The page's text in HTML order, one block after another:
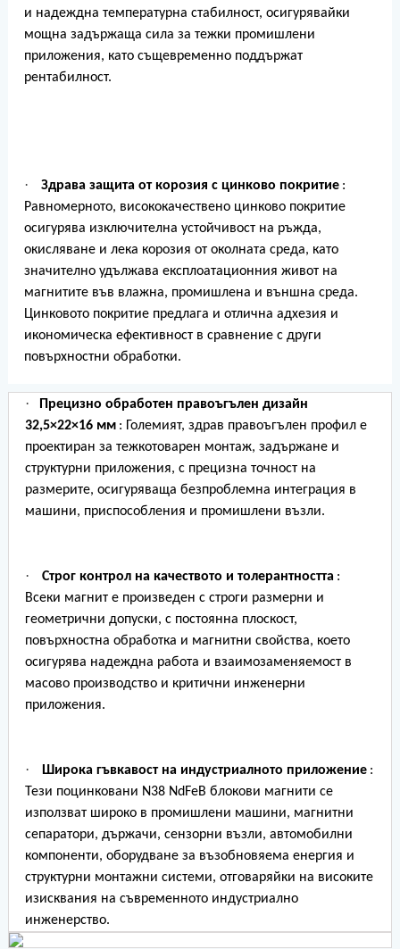
и надеждна температурна стабилност, осигурявайки
мощна задържаща сила за тежки промишлени
приложения, като същевременно поддържат
рентабилност.
· Здрава защита от корозия с цинково покритие :
Равномерното, висококачествено цинково покритие
осигурява изключителна устойчивост на ръжда,
окисляване и лека корозия от околната среда, като
значително удължава експлоатационния живот на
магнитите във влажна, промишлена и външна среда.
Цинковото покритие предлага и отлична адхезия и
икономическа ефективност в сравнение с други
повърхностни обработки.
·
Прецизно обработен правоъгълен дизайн
32,5×22×16 мм : Големият, здрав правоъгълен профил е
проектиран за тежкотоварен монтаж, задържане и
структурни приложения, с прецизна точност на
размерите, осигуряваща безпроблемна интеграция в
машини, приспособления и промишлени възли.
· Строг контрол на качеството и толерантността :
Всеки магнит е произведен с строги размерни и
геометрични допуски, с постоянна плоскост,
повърхностна обработка и магнитни свойства, което
осигурява надеждна работа и взаимозаменяемост в
масово производство и критични инженерни
приложения.
· Широка гъвкавост на индустриалното приложение :
Тези поцинковани N38 NdFeB блокови магнити се
използват широко в промишлени машини, магнитни
сепаратори, държачи, сензорни възли, автомобилни
компоненти, оборудване за възобновяема енергия и
структурни монтажни системи, отговаряйки на високите
изисквания на съвременното индустриално
инженерство.